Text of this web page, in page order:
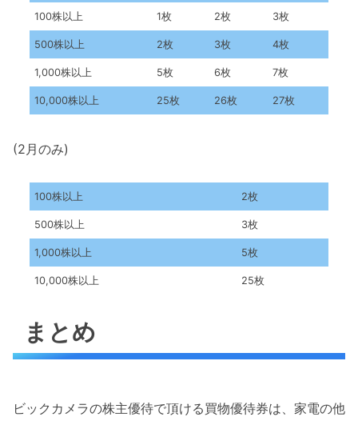
100株以上 1枚 2枚 3枚
500株以上 2枚 3枚 4枚
1,000株以上 5枚 6枚 7枚
10,000株以上 25枚 26枚 27枚
(2月のみ)
100株以上 2枚
500株以上 3枚
1,000株以上 5枚
10,000株以上 25枚
まとめ
ビックカメラの株主優待で頂ける買物優待券は、家電の他